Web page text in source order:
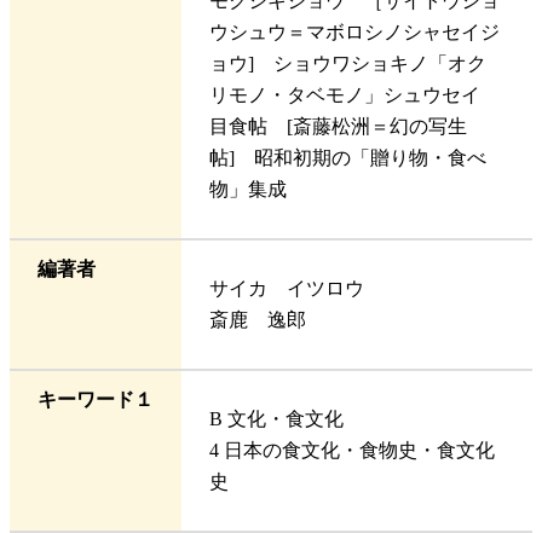
ウシュウ＝マボロシノシャセイジ
ョウ] ショウワショキノ「オク
リモノ・タベモノ」シュウセイ
目食帖 [斎藤松洲＝幻の写生
帖] 昭和初期の「贈り物・食べ
物」集成
編著者
サイカ イツロウ
斎鹿 逸郎
キーワード１
B 文化・食文化
4 日本の食文化・食物史・食文化
史